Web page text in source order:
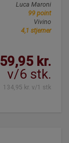
Luca Maroni
99 point
Vivino
4,1 stjerner
59,95 kr.
v/6 stk.
134,95 kr. v/1 stk